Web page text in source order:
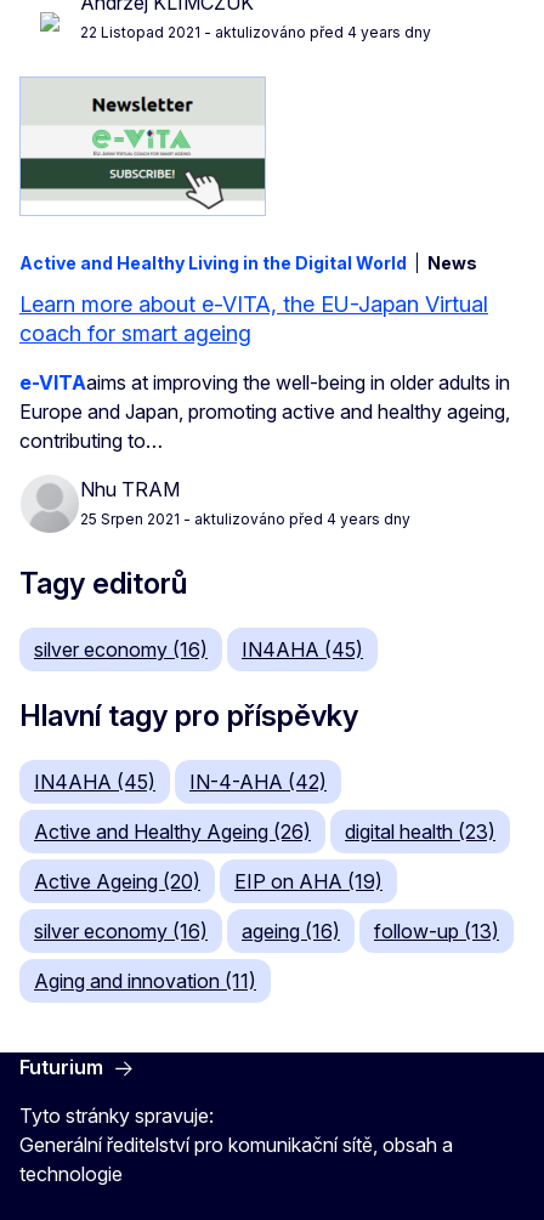
22 Listopad 2021 - aktulizováno před 4 years dny
Active and Healthy Living in the Digital World News
Learn more about e-VITA, the EU-Japan Virtual
coach for smart ageing
e-VITAaims at improving the well-being in older adults in
Europe and Japan, promoting active and healthy ageing,
contributing to…
Nhu TRAM
25 Srpen 2021 - aktulizováno před 4 years dny
Tagy editorů
silver economy (16) IN4AHA (45)
Hlavní tagy pro příspěvky
IN4AHA (45) IN-4-AHA (42)
Active and Healthy Ageing (26) digital health (23)
Active Ageing (20) EIP on AHA (19)
silver economy (16) ageing (16) follow-up (13)
Aging and innovation (11)
Futurium
Tyto stránky spravuje:
Generální ředitelství pro komunikační sítě, obsah a
technologie